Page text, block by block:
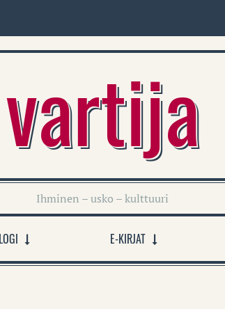
vartija
Ihminen – usko – kulttuuri
E-KIRJAT